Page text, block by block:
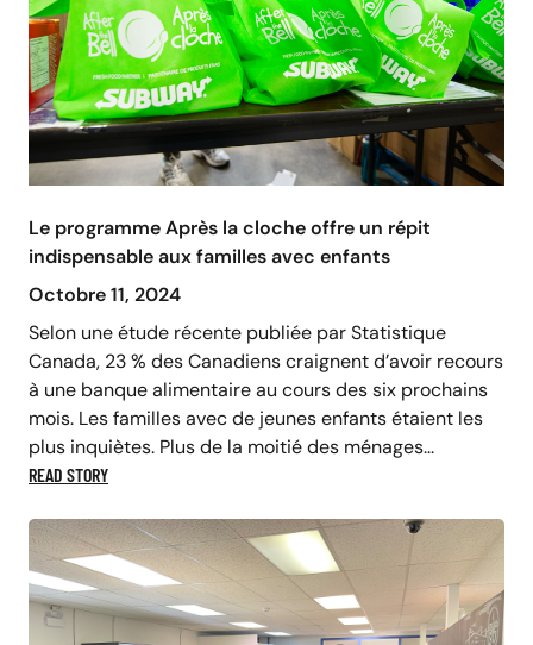
Le programme Après la cloche offre un répit
indispensable aux familles avec enfants
Octobre 11, 2024
Selon une étude récente publiée par Statistique
Canada, 23 % des Canadiens craignent d’avoir recours
à une banque alimentaire au cours des six prochains
mois. Les familles avec de jeunes enfants étaient les
plus inquiètes. Plus de la moitié des ménages...
READ STORY